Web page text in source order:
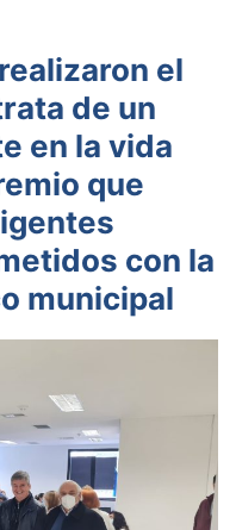
el
de un
en la vida
que
con la
municipal